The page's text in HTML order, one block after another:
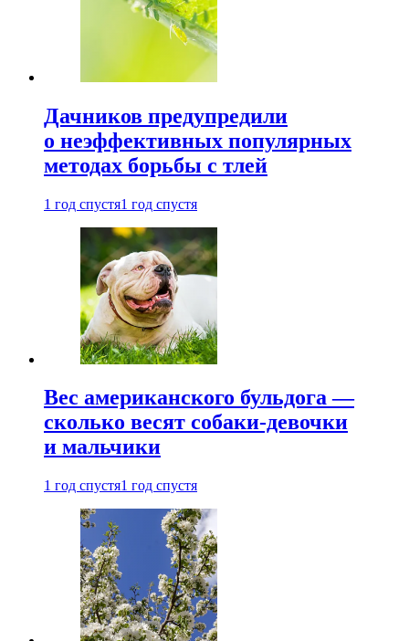
Дачников предупредили
о неэффективных популярных
методах борьбы с тлей
1 год спустя1 год спустя
Вес американского бульдога —
сколько весят собаки-девочки
и мальчики
1 год спустя1 год спустя